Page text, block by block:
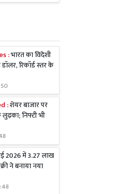
:भारत का विदेशी
रिकॉर्ड स्तर के
:शेयर बाजार पर
निफ्टी भी
2026 में 3.27 लाख
ने बनाया नया